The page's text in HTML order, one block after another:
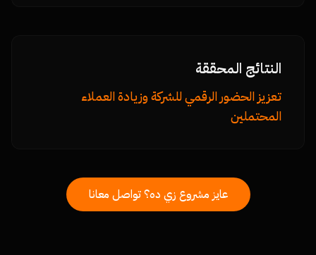
النتائج المحققة
تعزيز الحضور الرقمي للشركة وزيادة العملاء
المحتملين
عايز مشروع زي ده؟ تواصل معانا